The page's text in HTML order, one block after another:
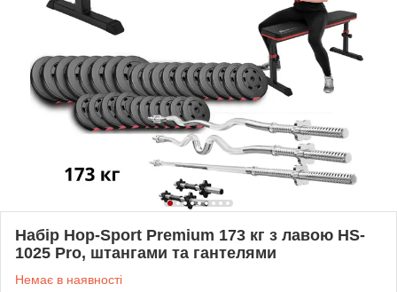
Набір Hop-Sport Premium 173 кг з лавою HS-
1025 Pro, штангами та гантелями
Немає в наявності